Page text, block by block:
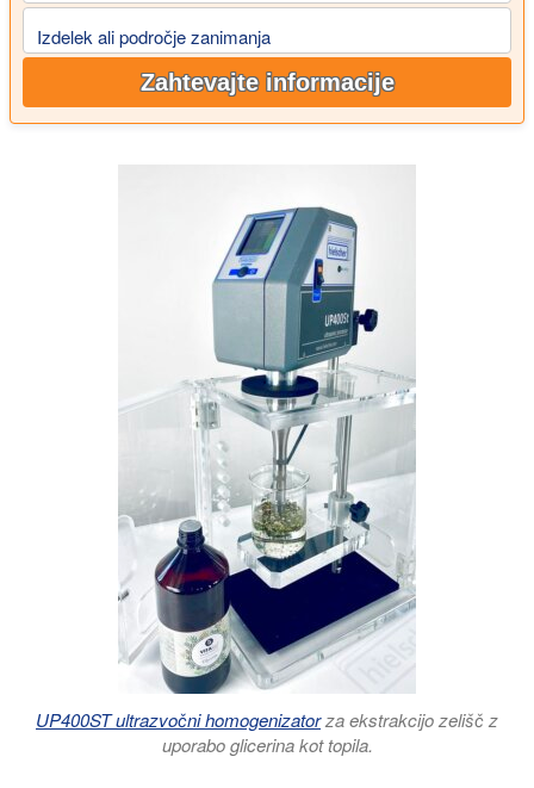
Izdelek ali področje zanimanja
Zahtevajte informacije
UP400ST ultrazvočni homogenizatorza ekstrakcijo zelišč z
uporabo glicerina kot topila.